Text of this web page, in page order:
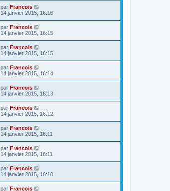
par Francois
14 janvier 2015, 16:16
par Francois
14 janvier 2015, 16:15
par Francois
14 janvier 2015, 16:15
par Francois
14 janvier 2015, 16:14
par Francois
14 janvier 2015, 16:13
par Francois
14 janvier 2015, 16:12
par Francois
14 janvier 2015, 16:11
par Francois
14 janvier 2015, 16:11
par Francois
14 janvier 2015, 16:10
par Francois